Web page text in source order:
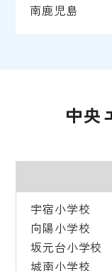
南鹿児島
中央
宇宿小学校
向陽小学校
坂元台小学校
城南小学校